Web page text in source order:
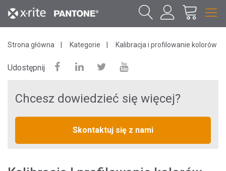
Strona główna Kategorie Kalibracja i profilowanie kolorów
Udostępnij
Chcesz dowiedzieć się więcej?
Skontaktuj się z nami